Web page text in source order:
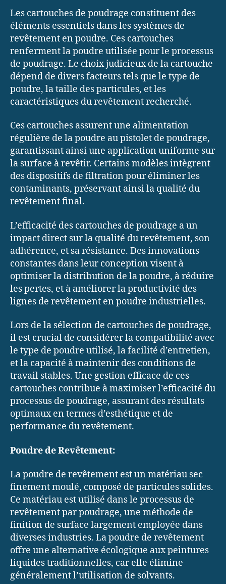
Les cartouches de poudrage constituent des
éléments essentiels dans les systèmes de
revêtement en poudre. Ces cartouches
renferment la poudre utilisée pour le processus
de poudrage. Le choix judicieux de la cartouche
dépend de divers facteurs tels que le type de
poudre, la taille des particules, et les
caractéristiques du revêtement recherché.
Ces cartouches assurent une alimentation
régulière de la poudre au pistolet de poudrage,
garantissant ainsi une application uniforme sur
la surface à revêtir. Certains modèles intègrent
des dispositifs de filtration pour éliminer les
contaminants, préservant ainsi la qualité du
revêtement final.
L’efficacité des cartouches de poudrage a un
impact direct sur la qualité du revêtement, son
adhérence, et sa résistance. Des innovations
constantes dans leur conception visent à
optimiser la distribution de la poudre, à réduire
les pertes, et à améliorer la productivité des
lignes de revêtement en poudre industrielles.
Lors de la sélection de cartouches de poudrage,
il est crucial de considérer la compatibilité avec
le type de poudre utilisé, la facilité d’entretien,
et la capacité à maintenir des conditions de
travail stables. Une gestion efficace de ces
cartouches contribue à maximiser l’efficacité du
processus de poudrage, assurant des résultats
optimaux en termes d’esthétique et de
performance du revêtement.
Poudre de Revêtement:
La poudre de revêtement est un matériau sec
finement moulé, composé de particules solides.
Ce matériau est utilisé dans le processus de
revêtement par poudrage, une méthode de
finition de surface largement employée dans
diverses industries. La poudre de revêtement
offre une alternative écologique aux peintures
liquides traditionnelles, car elle élimine
généralement l’utilisation de solvants.